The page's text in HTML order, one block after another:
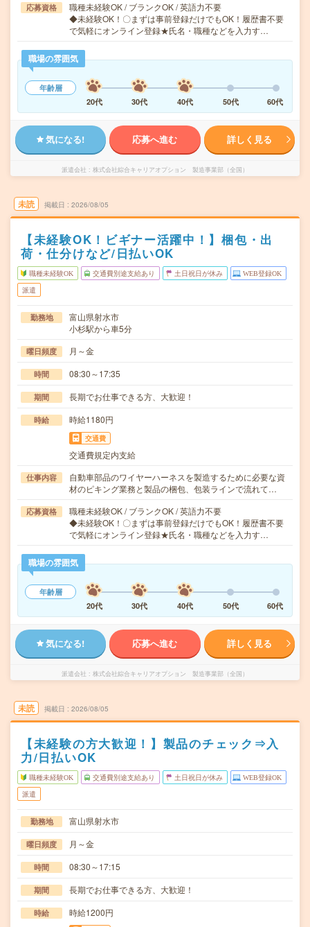
応募資格
職種未経験OK / ブランクOK / 英語力不要
◆未経験OK！〇まずは事前登録だけでもOK！履歴書不要
で気軽にオンライン登録★氏名・職種などを入力す…
職場の雰囲気
年齢層
20代
30代 40代 50代 60代
気になる! 応募へ進む 詳しく見る
派遣会社 株式会社綜合キャリアオプション 製造事業部（全国）
未読 掲載日 2026/08/05
【未経験OK！ビギナー活躍中！】梱包・出
荷・仕分けなど/日払いOK
職種未経験OK 交通費別途支給あり 土日祝日が休み WEB登録OK
派遣
勤務地
富山県射水市
小杉駅から車5分
曜日頻度 月～金
時間 08:30～17:35
期間 長期でお仕事できる方、大歓迎！
時給 時給1180円
交通費
交通費規定内支給
仕事内容
自動車部品のワイヤーハーネスを製造するために必要な資
材のピキング業務と製品の梱包、包装ラインで流れて…
応募資格
職種未経験OK / ブランクOK / 英語力不要
◆未経験OK！〇まずは事前登録だけでもOK！履歴書不要
で気軽にオンライン登録★氏名・職種などを入力す…
職場の雰囲気
年齢層
20代
30代 40代 50代 60代
気になる! 応募へ進む 詳しく見る
派遣会社 株式会社綜合キャリアオプション 製造事業部（全国）
未読 掲載日 2026/08/05
【未経験の方大歓迎！】製品のチェック⇒入
力/日払いOK
職種未経験OK 交通費別途支給あり 土日祝日が休み WEB登録OK
派遣
勤務地 富山県射水市
曜日頻度 月～金
時間 08:30～17:15
期間 長期でお仕事できる方、大歓迎！
時給 時給1200円